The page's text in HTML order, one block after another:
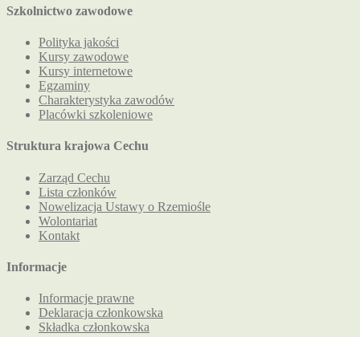
Szkolnictwo zawodowe
Polityka jakości
Kursy zawodowe
Kursy internetowe
Egzaminy
Charakterystyka zawodów
Placówki szkoleniowe
Struktura krajowa Cechu
Zarząd Cechu
Lista członków
Nowelizacja Ustawy o Rzemiośle
Wolontariat
Kontakt
Informacje
Informacje prawne
Deklaracja członkowska
Składka członkowska